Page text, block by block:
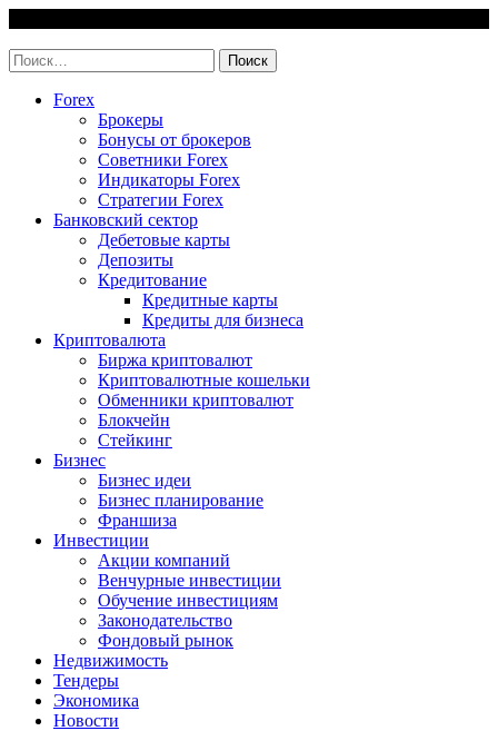
content
Найти:
Forex
Брокеры
Бонусы от брокеров
Советники Forex
Индикаторы Forex
Стратегии Forex
Банковский сектор
Дебетовые карты
Депозиты
Кредитование
Кредитные карты
Кредиты для бизнеса
Криптовалюта
Биржа криптовалют
Криптовалютные кошельки
Обменники криптовалют
Блокчейн
Стейкинг
Бизнес
Бизнес идеи
Бизнес планирование
Франшиза
Инвестиции
Акции компаний
Венчурные инвестиции
Обучение инвестициям
Законодательство
Фондовый рынок
Недвижимость
Тендеры
Экономика
Новости